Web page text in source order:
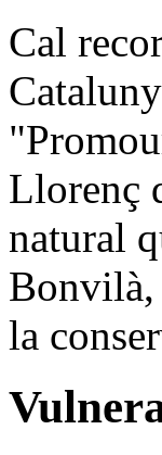
Cal
Llorenç
natural
Bonvilà,
la